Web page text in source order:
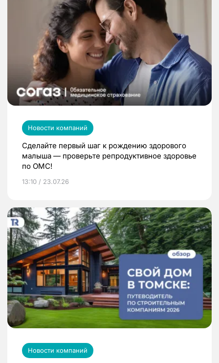
Новости компаний
Сделайте первый шаг к рождению здорового
малыша — проверьте репродуктивное здоровье
по ОМС!
13:10 / 23.07.26
Новости компаний